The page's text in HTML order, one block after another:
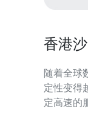
香港
随着全球
定性变得
定高速的